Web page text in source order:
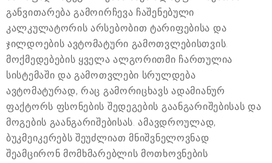
განვითარება გამოირჩევა ჩაშენებული
კალკულატორის არსებობით ტარიფებისა და
ჯილდოების ავტომატური გამოთვლებისთვის.
მოქმედებების ყველა ალგორითმი ჩართულია
სისტემაში და გამოთვლები სრულდება
ავტომატურად, რაც გამორიცხავს ადამიანურ
ფაქტორს ფსონების შედეგების გაანგარიშებისას და
მოგების გაანგარიშებისას. ამავდროულად,
ბუკმეიკერებს შეუძლიათ მნიშვნელოვნად
შეამცირონ მომხმარებლის მოთხოვნების